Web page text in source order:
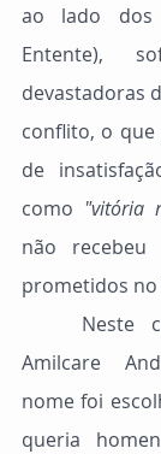
ao lado dos
Entente),
devastadoras
conflito, o
de
como "vitória
não
prometidos no
Amilcare
nome foi
queria